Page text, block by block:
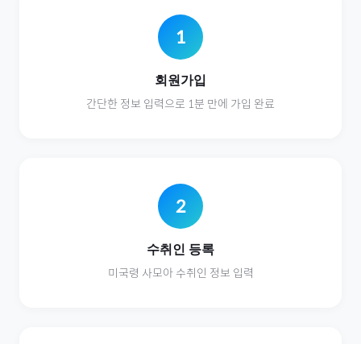
1
회원가입
간단한 정보 입력으로 1분 만에 가입 완료
2
수취인 등록
미국령 사모아수취인 정보 입력